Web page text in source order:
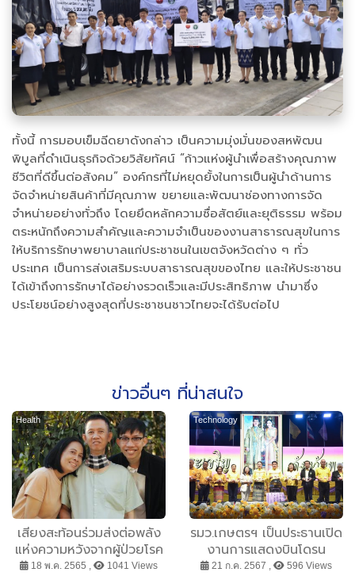
ทั้งนี้ การมอบเข็มฉีดยาดังกล่าว เป็นความมุ่งมั่นของสหพัฒน
พิบูลที่ดำเนินธุรกิจด้วยวิสัยทัศน์ “ก้าวแห่งผู้นำเพื่อสร้างคุณภาพ
ชีวิตที่ดีขึ้นต่อสังคม” องค์กรที่ไม่หยุดยั้งในการเป็นผู้นำด้านการ
จัดจำหน่ายสินค้าที่มีคุณภาพ ขยายและพัฒนาช่องทางการจัด
จำหน่ายอย่างทั่วถึง โดยยึดหลักความซื่อสัตย์และยุติธรรม พร้อม
ตระหนักถึงความสำคัญและความจำเป็นของงานสาธารณสุขในการ
ให้บริการรักษาพยาบาลแก่ประชาชนในเขตจังหวัดต่าง ๆ ทั่ว
ประเทศ เป็นการส่งเสริมระบบสาธารณสุขของไทย และให้ประชาชน
ได้เข้าถึงการรักษาได้อย่างรวดเร็วและมีประสิทธิภาพ นำมาซึ่ง
ประโยชน์อย่างสูงสุดที่ประชาชนชาวไทยจะได้รับต่อไป
ข่าวอื่นๆ ที่น่าสนใจ
Health
เสียงสะท้อนร่วมส่งต่อพลัง
แห่งความหวังจากผู้ป่วยโรค
ปอมเป ย้ำการดูแลรักษาใน
18 พ.ค. 2565 , 1041 Views
Technology
รมว.เกษตรฯ เป็นประธานเปิด
งานการแสดงบินโดรน
เฉลิมพระเกียรติพระบาท
21 ก.ค. 2567 , 596 Views